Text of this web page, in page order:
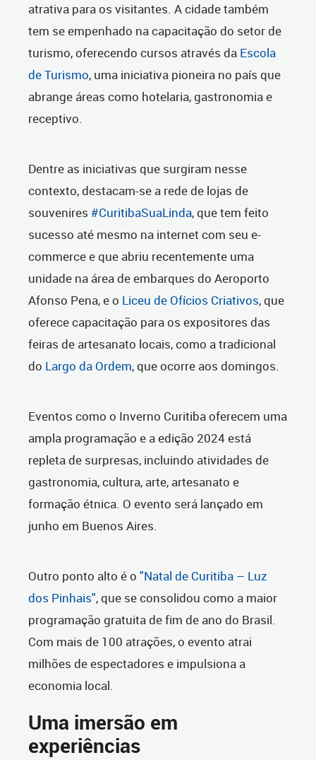
atrativa para os visitantes. A cidade também
tem se empenhado na capacitação do setor de
turismo, oferecendo cursos através da Escola
de Turismo, uma iniciativa pioneira no país que
abrange áreas como hotelaria, gastronomia e
receptivo.
Dentre as iniciativas que surgiram nesse
contexto, destacam-se a rede de lojas de
souvenires #CuritibaSuaLinda, que tem feito
sucesso até mesmo na internet com seu e-
commerce e que abriu recentemente uma
unidade na área de embarques do Aeroporto
Afonso Pena, e o Liceu de Ofícios Criativos, que
oferece capacitação para os expositores das
feiras de artesanato locais, como a tradicional
do Largo da Ordem, que ocorre aos domingos.
Eventos como o Inverno Curitiba oferecem uma
ampla programação e a edição 2024 está
repleta de surpresas, incluindo atividades de
gastronomia, cultura, arte, artesanato e
formação étnica. O evento será lançado em
junho em Buenos Aires.
Outro ponto alto é o "Natal de Curitiba – Luz
dos Pinhais", que se consolidou como a maior
programação gratuita de fim de ano do Brasil.
Com mais de 100 atrações, o evento atrai
milhões de espectadores e impulsiona a
economia local.
Uma imersão em
experiências